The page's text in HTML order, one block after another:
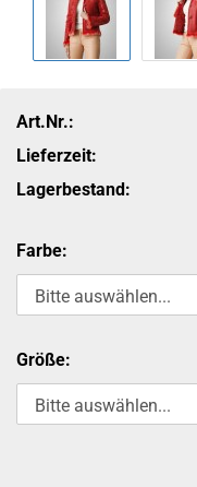
Art.Nr.:
Lieferzeit:
Lagerbestand:
Farbe:
Größe: